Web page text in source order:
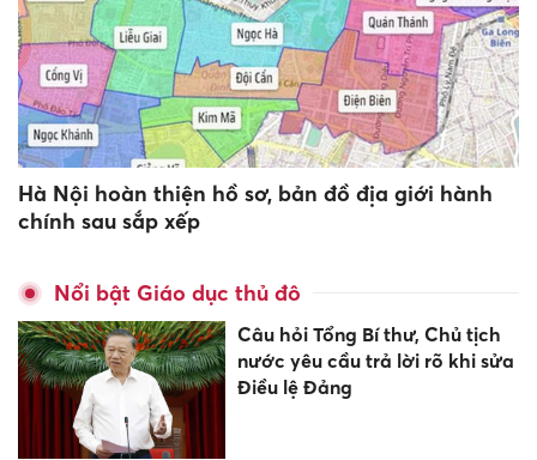
Hà Nội hoàn thiện hồ sơ, bản đồ địa giới hành
chính sau sắp xếp
Nổi bật Giáo dục thủ đô
Câu hỏi Tổng Bí thư, Chủ tịch
nước yêu cầu trả lời rõ khi sửa
Điều lệ Đảng